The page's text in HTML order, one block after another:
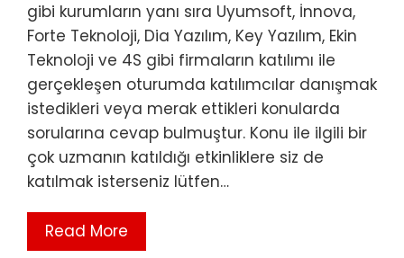
gibi kurumların yanı sıra Uyumsoft, İnnova,
Forte Teknoloji, Dia Yazılım, Key Yazılım, Ekin
Teknoloji ve 4S gibi firmaların katılımı ile
gerçekleşen oturumda katılımcılar danışmak
istedikleri veya merak ettikleri konularda
sorularına cevap bulmuştur. Konu ile ilgili bir
çok uzmanın katıldığı etkinliklere siz de
katılmak isterseniz lütfen…
Read More